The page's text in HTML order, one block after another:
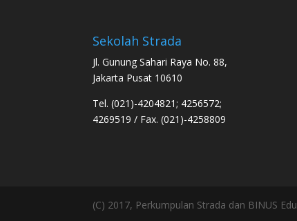
Sekolah Strada
Jl. Gunung Sahari Raya No. 88,
Jakarta Pusat 10610
Tel. (021)-4204821; 4256572;
4269519 / Fax. (021)-4258809
(C) 2017, Perkumpulan Strada dan BINUS Edu